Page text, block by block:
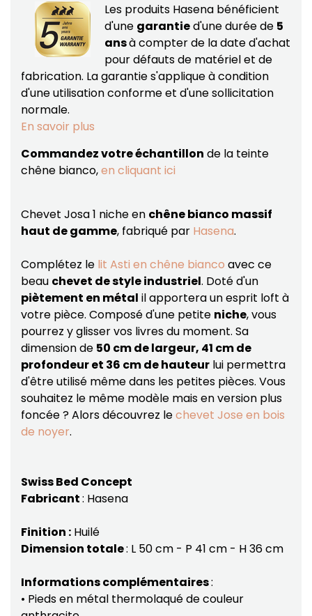
Les produits Hasena bénéficient
d'une garantied'une durée de 5
ansà compter de la date d'achat
pour défauts de matériel et de
fabrication. La garantie s'applique à condition
d'une utilisation conforme et d'une sollicitation
normale.
En savoir plus
Commandez votre échantillon de la teinte
chêne bianco,en cliquant ici
Chevet Josa 1 niche en chêne bianco massif
haut de gamme, fabriqué par Hasena.
Complétez le lit Asti en chêne bianco avec ce
beau chevet de style industriel. Doté d'un
piètement en métal il apportera un esprit loft à
votre pièce. Composé d'une petite niche, vous
pourrez y glisser vos livres du moment. Sa
dimension de 50 cm de largeur, 41 cm de
profondeur et 36 cm de hauteurlui permettra
d'être utilisé même dans les petites pièces. Vous
souhaitez le même modèle mais en version plus
foncée ? Alors découvrez lechevet Jose en bois
de noyer.
Swiss Bed Concept
Fabricant: Hasena
Finition :Huilé
Dimension totale: L 50 cm - P 41 cm - H 36 cm
Informations complémentaires:
• Pieds en métal thermolaqué de couleur